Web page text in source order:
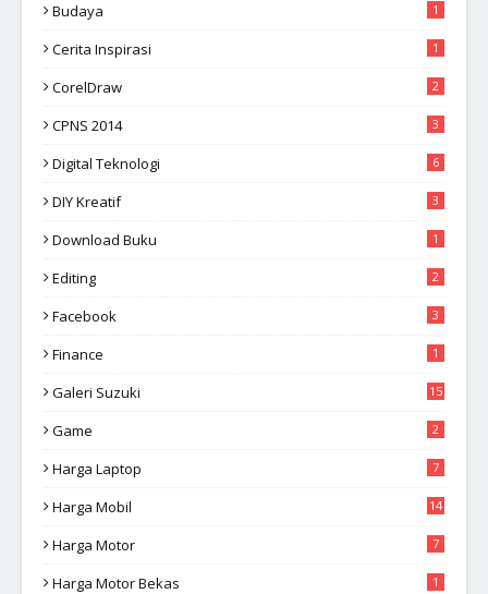
Budaya 1
Cerita Inspirasi 1
CorelDraw 2
CPNS 2014 3
Digital Teknologi 6
DIY Kreatif 3
Download Buku 1
Editing 2
Facebook 3
Finance 1
Galeri Suzuki 15
Game 2
Harga Laptop 7
Harga Mobil 14
Harga Motor 7
Harga Motor Bekas 1